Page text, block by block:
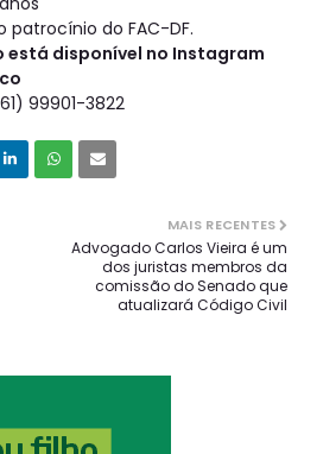
do FAC-DF.
disponível no Instagram
99901-3822
MAIS RECENTES
Advogado Carlos Vieira é um
dos juristas membros da
comissão do Senado que
atualizará Código Civil